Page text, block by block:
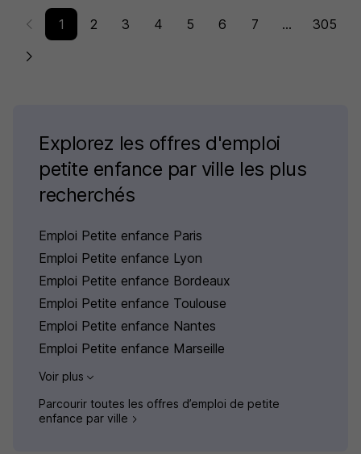
1 2 3 4 5 6 7 ... 305
Explorez les offres d'emploi
petite enfance par ville les plus
recherchés
Emploi Petite enfance Paris
Emploi Petite enfance Lyon
Emploi Petite enfance Bordeaux
Emploi Petite enfance Toulouse
Emploi Petite enfance Nantes
Emploi Petite enfance Marseille
Voir plus
Parcourir toutes les offres d’emploi de petite
enfance par ville